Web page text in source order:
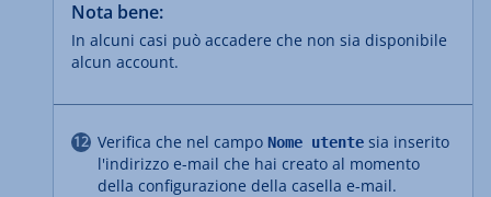
Nota bene:
In alcuni casi può accadere che non sia disponibile
alcun account.
Verifica che nel campo Nome utente sia inserito
l'indirizzo e-mail che hai creato al momento
della configurazione della casella e-mail.